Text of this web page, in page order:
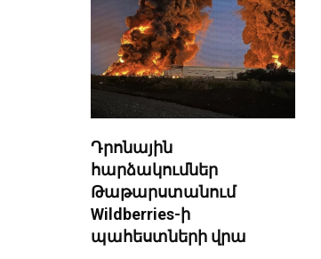
Դրոնային
հարձակումներ
Թաթարստանում
Wildberries-ի
պահեստների վրա